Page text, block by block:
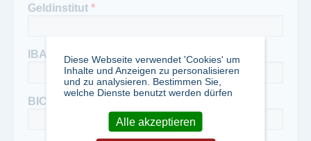
Geldinstitut *
IBAN
BIC
Diese Webseite verwendet 'Cookies' um
Inhalte und Anzeigen zu personalisieren
und zu analysieren. Bestimmen Sie,
welche Dienste benutzt werden dürfen
Alle akzeptieren